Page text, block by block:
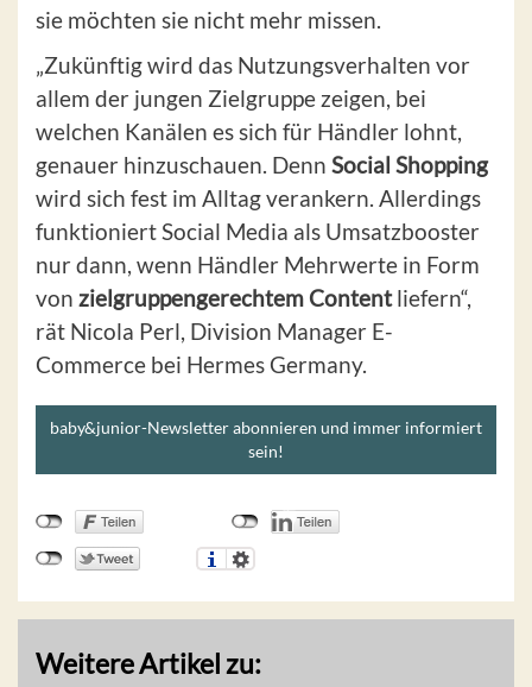
sie möchten sie nicht mehr missen.
„Zukünftig wird das Nutzungsverhalten vor
allem der jungen Zielgruppe zeigen, bei
welchen Kanälen es sich für Händler lohnt,
genauer hinzuschauen. Denn Social Shopping
wird sich fest im Alltag verankern. Allerdings
funktioniert Social Media als Umsatzbooster
nur dann, wenn Händler Mehrwerte in Form
von zielgruppengerechtem Contentliefern“,
rät Nicola Perl, Division Manager E-
Commerce bei Hermes Germany.
baby&junior-Newsletter abonnieren und immer informiert
sein!
Weitere Artikel zu: